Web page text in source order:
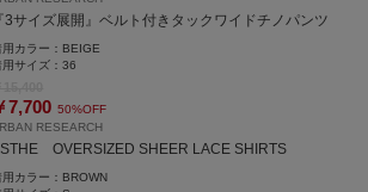
『3サイズ展開』ベルト付きタックワイドチノパンツ
用カラー： BEIGE
用サイズ：36
7,700 50%OFF
RESEARCH
OVERSIZED SHEER LACE SHIRTS
用カラー： BROWN